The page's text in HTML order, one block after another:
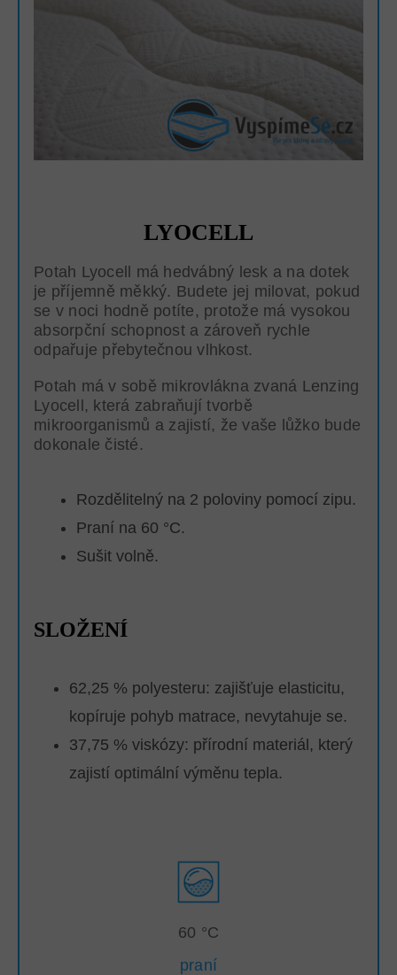
LYOCELL
Potah Lyocell má hedvábný lesk a na dotek
je příjemně měkký. Budete jej milovat, pokud
se v noci hodně potíte, protože má vysokou
absorpční schopnost a zároveň rychle
odpařuje přebytečnou vlhkost.
Potah má v sobě mikrovlákna zvaná Lenzing
Lyocell, která zabraňují tvorbě
mikroorganismů a zajistí, že vaše lůžko bude
dokonale čisté.
Rozdělitelný na 2 poloviny pomocí zipu.
Praní na 60 °C.
Sušit volně.
SLOŽENÍ
62,25 % polyesteru: zajišťuje elasticitu,
kopíruje pohyb matrace, nevytahuje se.
37,75 % viskózy: přírodní materiál, který
zajistí optimální výměnu tepla.
60 °C
praní